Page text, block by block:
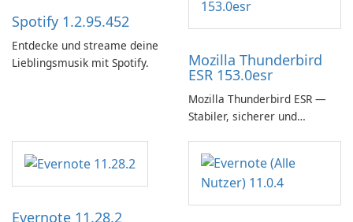
Spotify 1.2.95.452
Entdecke und streame deine
Lieblingsmusik mit Spotify.
Mozilla Thunderbird
ESR 153.0esr
Mozilla Thunderbird ESR —
Stabiler, sicherer und
Mail-Client
Evernote 11.28.2